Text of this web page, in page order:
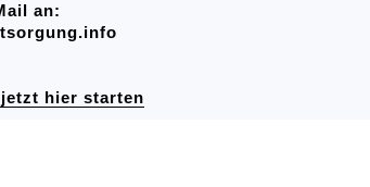
an:
hier starten